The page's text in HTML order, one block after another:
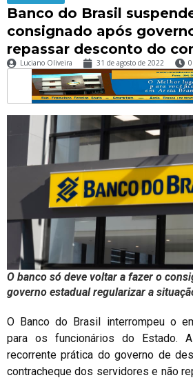
Banco do Brasil
consignado após
repassar desconto do
Luciano Oliveira 31 de agosto de 2022
O banco só deve voltar a fazer o
governo estadual regularizar a
O Banco do Brasil interrompeu o
para os funcionários do Estado.
recorrente prática do governo de
contracheque dos servidores e não